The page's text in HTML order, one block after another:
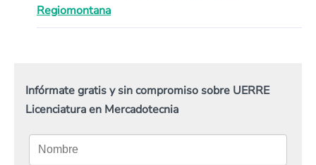
Regiomontana
Infórmate gratis y sin compromiso sobre UERRE
Licenciatura en Mercadotecnia